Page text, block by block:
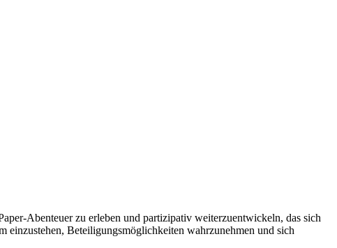
Abenteuer zu erleben und partizipativ weiterzuentwickeln, das sich
einzustehen, Beteiligungsmöglichkeiten wahrzunehmen und sich